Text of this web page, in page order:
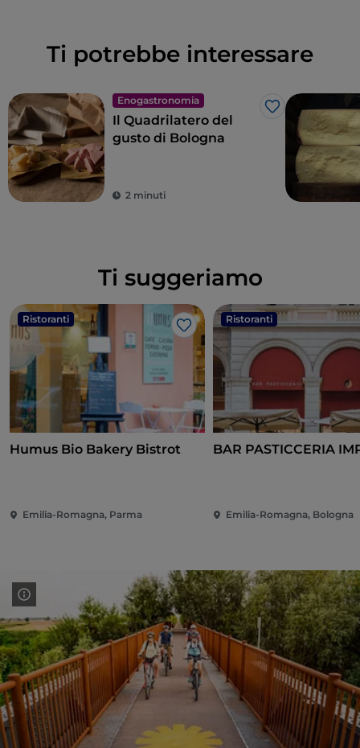
Ti potrebbe interessare
Enogastronomia
Like
Il Quadrilatero del
gusto di Bologna
2 minuti
Ti suggeriamo
Ristoranti
Like
Humus Bio Bakery Bistrot
Emilia-Romagna, Parma
Ristoranti
BAR PASTICCERIA
Emilia-Romagna, Bologna